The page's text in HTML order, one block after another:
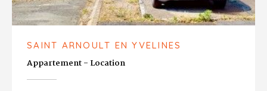
SAINT ARNOULT EN YVELINES
Appartement - Location